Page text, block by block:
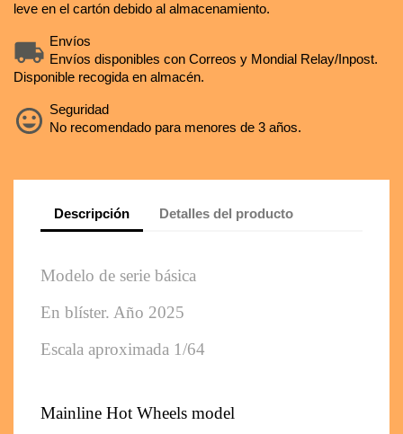
leve en el cartón debido al almacenamiento.
Envíos
Envíos disponibles con Correos y Mondial Relay/Inpost.
Disponible recogida en almacén.
Seguridad
No recomendado para menores de 3 años.
Descripción Detalles del producto
Modelo de serie básica
En blíster. Año 2025
Escala aproximada 1/64
Mainline Hot Wheels model